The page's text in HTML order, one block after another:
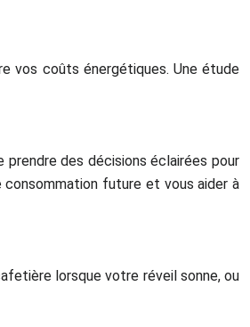
vos coûts énergétiques. Une étude
des décisions éclairées pour
future et vous aider à
lorsque votre réveil sonne, ou